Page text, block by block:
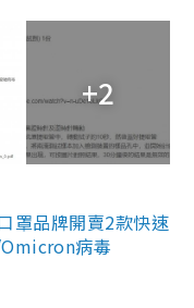
+2
罩品牌開賣2款快速
病毒